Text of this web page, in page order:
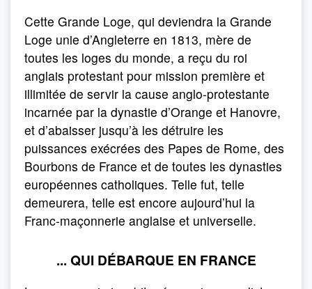
Cette Grande Loge, qui deviendra la Grande
Loge unie d’Angleterre en 1813, mère de
toutes les loges du monde, a reçu du roi
anglais protestant pour mission première et
illimitée de servir la cause anglo-protestante
incarnée par la dynastie d’Orange et Hanovre,
et d’abaisser jusqu’à les détruire les
puissances exécrées des Papes de Rome, des
Bourbons de France et de toutes les dynasties
européennes catholiques. Telle fut, telle
demeurera, telle est encore aujourd’hui la
Franc-maçonnerie anglaise et universelle.
... QUI DÉBARQUE EN FRANCE